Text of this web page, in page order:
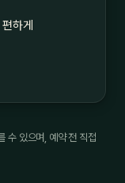
하게
수 있으며, 예약 전 직접